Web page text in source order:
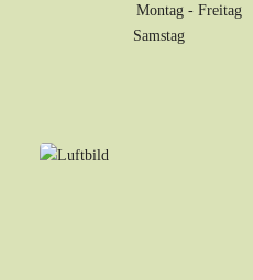
Montag -
Samstag 9